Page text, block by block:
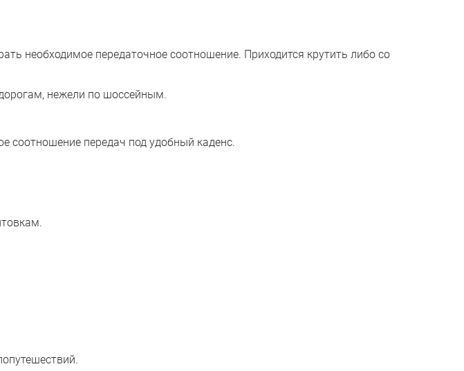
необходимое передаточное соотношение. Приходится крутить либо со
нежели по шоссейным.
соотношение передач под удобный каденс.